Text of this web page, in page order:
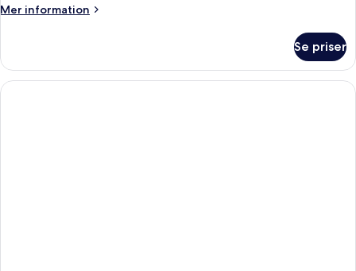
Mer information
Mer
dubbelrum
Se priser